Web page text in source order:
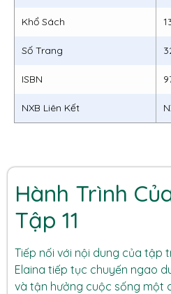
Khổ Sách
Số Trang
ISBN
NXB Liên Kết
Hành Trình
Tập 11
Tiếp nối với nội dung của tập
Elaina tiếp tục chuyến ngao
và tận hưởng cuộc sống một